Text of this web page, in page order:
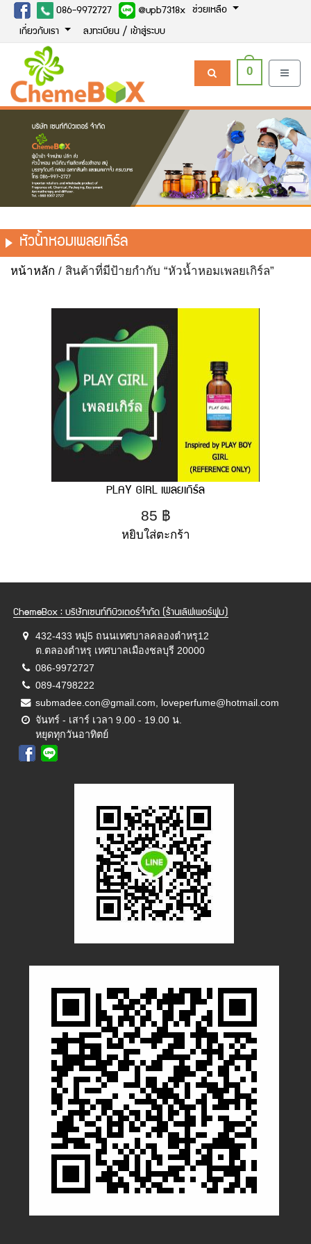
086-9972727 @upb7318x ช่วยเหลือ
เกี่ยวกับเรา ลงทะเบียน / เข้าสู่ระบบ
0
หัวน้ำหอมเพลยเกิร์ล
หน้าหลัก / สินค้าที่มีป้ายกำกับ “หัวน้ำหอมเพลยเกิร์ล”
PLAY GIRL เพลยเกิร์ล
85 ฿
หยิบใส่ตะกร้า
ChemeBox : บริษัทเซนท์ทิบิวเตอร์จำกัด (ร้านเลิฟเพอร์ฟูม)
432-433 หมู่5 ถนนเทศบาลคลองตำหรุ12
ต.ตลองตำหรุ เทศบาลเมืองชลบุรี 20000
086-9972727
089-4798222
submadee.con@gmail.com, loveperfume@hotmail.com
จันทร์ - เสาร์ เวลา 9.00 - 19.00 น.
หยุดทุกวันอาทิตย์